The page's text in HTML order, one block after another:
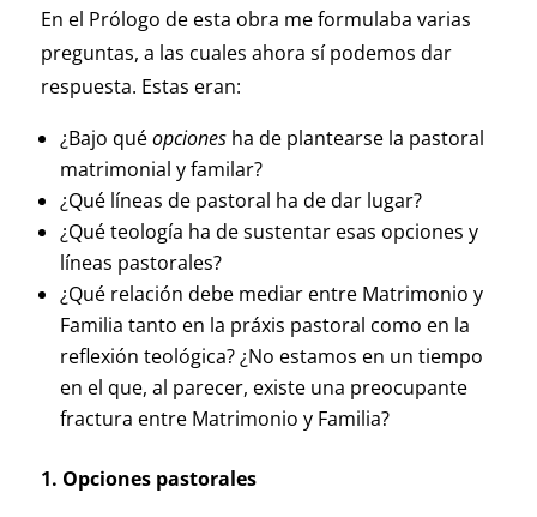
En el Prólogo de esta obra me formulaba varias
preguntas, a las cuales ahora sí podemos dar
respuesta. Estas eran:
¿Bajo quéopcionesha de plantearse la pastoral
matrimonial y familar?
¿Qué líneas de pastoral ha de dar lugar?
¿Qué teología ha de sustentar esas opciones y
líneas pastorales?
¿Qué relación debe mediar entre Matrimonio y
Familia tanto en la práxis pastoral como en la
reflexión teológica? ¿No estamos en un tiempo
en el que, al parecer, existe una preocupante
fractura entre Matrimonio y Familia?
1. Opciones pastorales